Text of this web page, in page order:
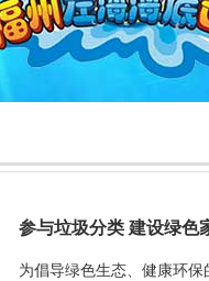
参与垃圾分类 建设绿色
为倡导绿色生态、健康环